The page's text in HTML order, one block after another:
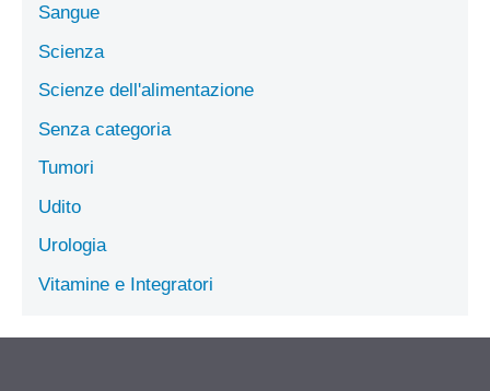
Sangue
Scienza
Scienze dell'alimentazione
Senza categoria
Tumori
Udito
Urologia
Vitamine e Integratori